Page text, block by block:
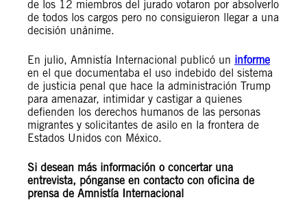
de los 12 miembros del jurado votaron por absolverlo
de todos los cargos pero no consiguieron llegar a una
decisión unánime.
En julio, Amnistía Internacional publicó un informe
en el que documentaba el uso indebido del sistema
de justicia penal que hace la administración Trump
para amenazar, intimidar y castigar a quienes
defienden los derechos humanos de las personas
migrantes y solicitantes de asilo en la frontera de
Estados Unidos con México.
Si desean más información o concertar una
entrevista, pónganse en contacto con oficina de
prensa de Amnistía Internacional